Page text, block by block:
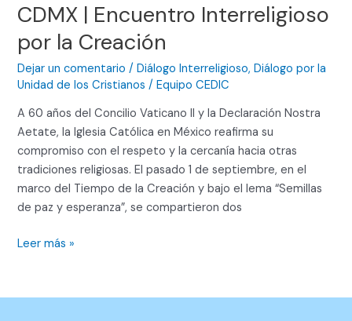
CDMX | Encuentro Interreligioso
por la Creación
Dejar un comentario /Diálogo Interreligioso,Diálogo por la
Unidad de los Cristianos /Equipo CEDIC
A 60 años del Concilio Vaticano II y la Declaración Nostra
Aetate, la Iglesia Católica en México reafirma su
compromiso con el respeto y la cercanía hacia otras
tradiciones religiosas. El pasado 1 de septiembre, en el
marco del Tiempo de la Creación y bajo el lema “Semillas
de paz y esperanza”, se compartieron dos
Leer más »